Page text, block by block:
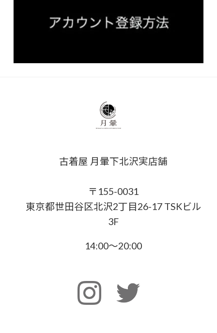
古着屋 月暈下北沢実店舗
〒155-0031
東京都世田谷区北沢2丁目26-17 TSKビル
3F
14:00〜20:00